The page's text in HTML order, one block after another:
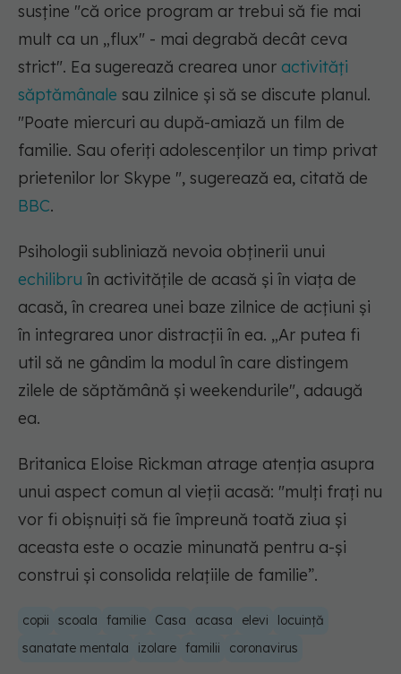
susține "că orice program ar trebui să fie mai
mult ca un „flux" - mai degrabă decât ceva
strict". Ea sugerează crearea unor activități
săptămânale sau zilnice și să se discute planul.
"Poate miercuri au după-amiază un film de
familie. Sau oferiți adolescenților un timp privat
prietenilor lor Skype ", sugerează ea, citată de
BBC.
Psihologii subliniază nevoia obținerii unui
echilibru în activitățile de acasă și în viața de
acasă, în crearea unei baze zilnice de acțiuni și
în integrarea unor distracții în ea. „Ar putea fi
util să ne gândim la modul în care distingem
zilele de săptămână și weekendurile", adaugă
ea.
Britanica Eloise Rickman atrage atenția asupra
unui aspect comun al vieții acasă: "mulți frați nu
vor fi obișnuiți să fie împreună toată ziua și
aceasta este o ocazie minunată pentru a-și
construi și consolida relațiile de familie”.
copii scoala familie Casa acasa elevi
locuință
sanatate mentala
izolare familii coronavirus